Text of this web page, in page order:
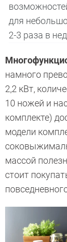
для
2-3 раза в
намного
2,2 кВт,
10 ножей и
комплекте)
модели
массой
стоит